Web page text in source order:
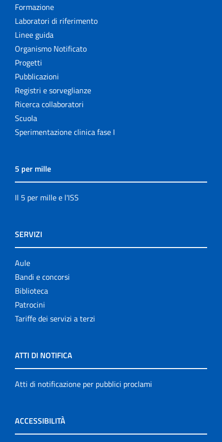
Formazione
Laboratori di riferimento
Linee guida
Organismo Notificato
Progetti
Pubblicazioni
Registri e sorveglianze
Ricerca collaboratori
Scuola
Sperimentazione clinica fase I
5 per mille
Il 5 per mille e l'ISS
SERVIZI
Aule
Bandi e concorsi
Biblioteca
Patrocini
Tariffe dei servizi a terzi
ATTI DI NOTIFICA
Atti di notificazione per pubblici proclami
ACCESSIBILITÀ